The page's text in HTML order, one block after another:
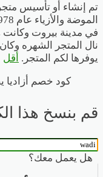
تم إنشاء أو تأسيس
في مدينة بيروت وكانت
نال المتجر الشهره
يوفرها لكم المتجر. أقل
كود خصم أزاديا يصل الى 60%
قم بنسخ هذا
هل يعمل معك؟